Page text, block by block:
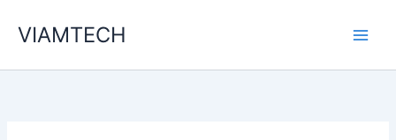
VIAMTECH